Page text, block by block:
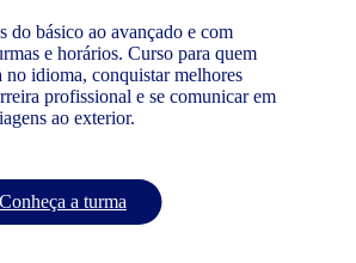
do básico ao avançado e com
e horários. Curso para quem
no idioma, conquistar melhores
profissional e se comunicar em
ao exterior.
Conheça a turma